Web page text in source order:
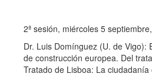
2ª sesión, miércoles 5
Dr. Luis Domínguez (U. de Vigo):
de construcción europea. Del
Tratado de Lisboa: La ciudadanía